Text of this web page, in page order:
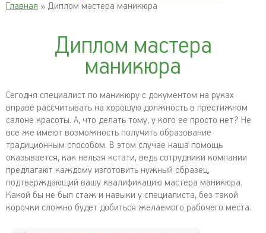
Главная » Диплом мастера маникюра
Диплом мастера
маникюра
Сегодня специалист по маникюру с документом на руках
вправе рассчитывать на хорошую должность в престижном
салоне красоты. А, что делать тому, у кого ее просто нет? Не
все же имеют возможность получить образование
традиционным способом. В этом случае наша помощь
оказывается, как нельзя кстати, ведь сотрудники компании
предлагают каждому изготовить нужный образец,
подтверждающий вашу квалификацию мастера маникюра.
Какой бы не был стаж и навыки у специалиста, без такой
корочки сложно будет добиться желаемого рабочего места.